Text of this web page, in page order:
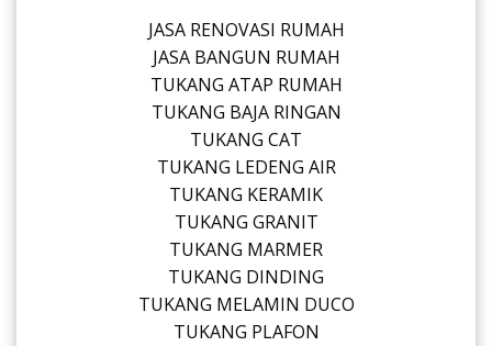
JASA RENOVASI RUMAH
JASA BANGUN RUMAH
TUKANG ATAP RUMAH
TUKANG BAJA RINGAN
TUKANG CAT
TUKANG LEDENG AIR
TUKANG KERAMIK
TUKANG GRANIT
TUKANG MARMER
TUKANG DINDING
TUKANG MELAMIN DUCO
TUKANG PLAFON